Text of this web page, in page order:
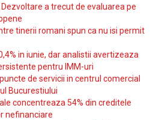
a trecut de evaluarea pe
tinerii romani spun ca nu isi permit
in iunie, dar analistii avertizeaza
pentru IMM-uri
de servicii in centrul comercial
Bucurestiului
concentreaza 54% din creditele
nefinanciare